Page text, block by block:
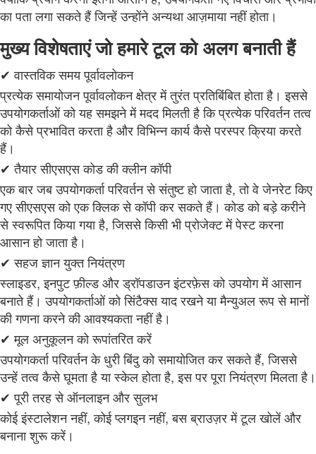
का पता लगा सकते हैं जिन्हें उन्होंने अन्यथा आज़माया नहीं होता।
मुख्य विशेषताएं जो हमारे टूल को अलग बनाती हैं
✔ वास्तविक समय पूर्वावलोकन
प्रत्येक समायोजन पूर्वावलोकन क्षेत्र में तुरंत प्रतिबिंबित होता है। इससे
उपयोगकर्ताओं को यह समझने में मदद मिलती है कि प्रत्येक परिवर्तन तत्व
को कैसे प्रभावित करता है और विभिन्न कार्य कैसे परस्पर क्रिया करते
हैं।
✔ तैयार सीएसएस कोड की क्लीन कॉपी
एक बार जब उपयोगकर्ता परिवर्तन से संतुष्ट हो जाता है, तो वे जेनरेट किए
गए सीएसएस को एक क्लिक से कॉपी कर सकते हैं। कोड को बड़े करीने
से स्वरूपित किया गया है, जिससे किसी भी प्रोजेक्ट में पेस्ट करना
आसान हो जाता है।
✔ सहज ज्ञान युक्त नियंत्रण
स्लाइडर, इनपुट फ़ील्ड और ड्रॉपडाउन इंटरफ़ेस को उपयोग में आसान
बनाते हैं। उपयोगकर्ताओं को सिंटैक्स याद रखने या मैन्युअल रूप से मानों
की गणना करने की आवश्यकता नहीं है।
✔ मूल अनुकूलन को रूपांतरित करें
उपयोगकर्ता परिवर्तन के धुरी बिंदु को समायोजित कर सकते हैं, जिससे
उन्हें तत्व कैसे घूमता है या स्केल होता है, इस पर पूरा नियंत्रण मिलता है।
✔ पूरी तरह से ऑनलाइन और सुलभ
कोई इंस्टालेशन नहीं, कोई प्लगइन नहीं, बस ब्राउज़र में टूल खोलें और
बनाना शुरू करें।